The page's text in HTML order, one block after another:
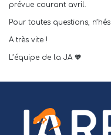
prévue courant avril.
Pour toutes questions,
A très vite !
L’équipe de la JA 🧡